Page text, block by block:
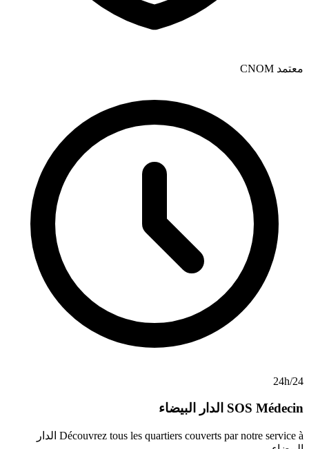
الدار البيضاء
Découvrez tous les quartiers couverts الدار